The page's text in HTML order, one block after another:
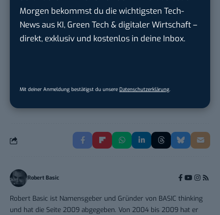
Morgen bekommst du die wichtigsten Tech-
News aus KI, Green Tech & digitaler Wirtschaft –
direkt, exklusiv und kostenlos in deine Inbox.
Mit deiner Anmeldung bestätigst du unsere Datenschutzerklärung.
Compa... in Rastede
Social Media Specialist (w/m/d)
OAS AGinBremen
Robert Basic
Robert Basic ist Namensgeber und Gründer von BASIC thinking
und hat die Seite 2009 abgegeben. Von 2004 bis 2009 hat er